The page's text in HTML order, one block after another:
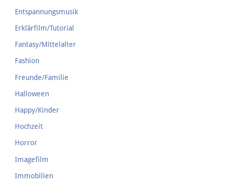
Entspannungsmusik
Erklärfilm/Tutorial
Fantasy/Mittelalter
Fashion
Freunde/Familie
Halloween
Happy/Kinder
Hochzeit
Horror
Imagefilm
Immobilien